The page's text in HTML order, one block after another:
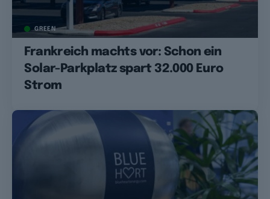
GREEN
Frankreich machts vor: Schon ein
Solar-Parkplatz spart 32.000 Euro
Strom